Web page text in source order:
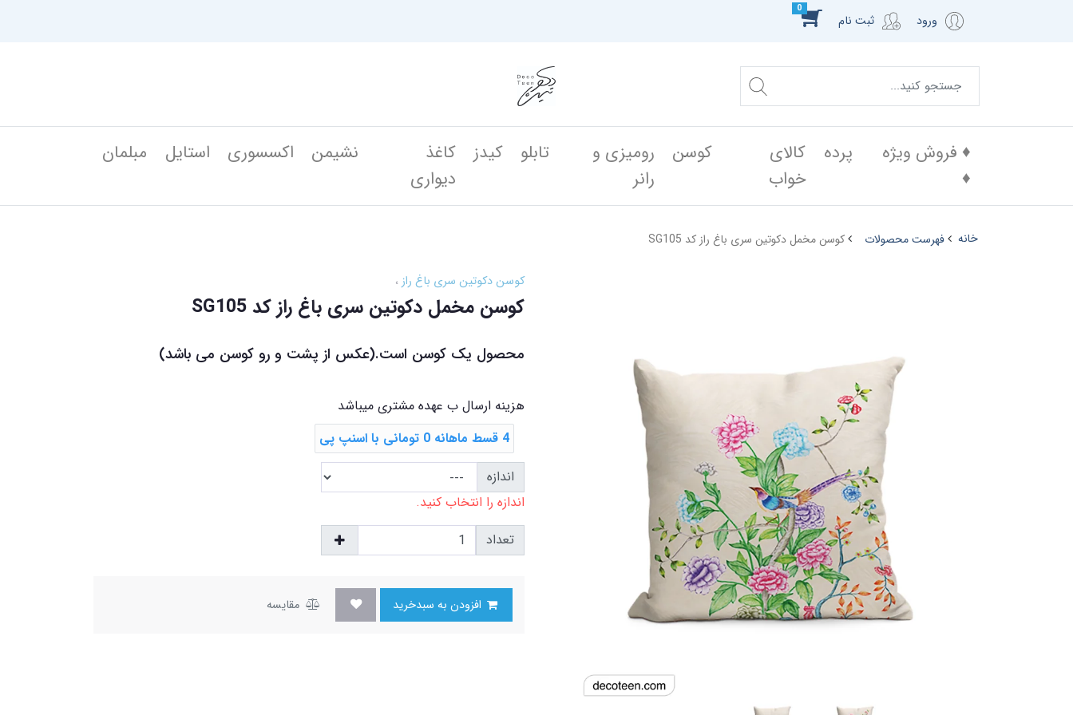
ورود ثبت نام
0
♦️ فروش ویژه
♦️
پرده
کالای
خواب
کوسن
رومیزی و
رانر
تابلو کیدز
کاغذ
دیواری
نشیمن اکسسوری استایل مبلمان
خانه فهرست محصولات کوسن مخمل دکوتین سری باغ راز کد SG105
کوسن دکوتین سری باغ راز
کوسن مخمل دکوتین سری باغ راز کد SG105
محصول یک کوسن است.(عکس از پشت و رو کوسن می باشد)
هزینه ارسال ب عهده مشتری میباشد
4 قسط ماهانه 0 تومانی با اسنپ ‌پی
اندازه
اندازه را انتخاب کنید.
تعداد
مقایسه